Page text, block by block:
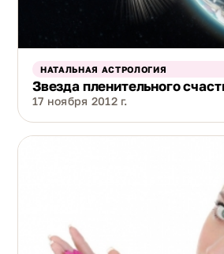
НАТАЛЬНАЯ АСТРОЛОГИЯ
Звезда пленительного
17 ноября 2012 г.